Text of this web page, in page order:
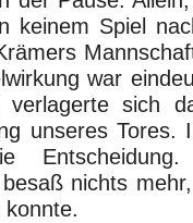
keinem Spiel
war
verlagerte sich
unseres Tores.
nichts
konnte.